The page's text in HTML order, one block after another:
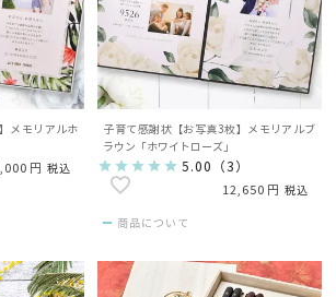
メモリアルホ
税込
子育て感謝状【お写真3枚】メモリアルブ
ラウン「ホワイトローズ」
5.00 （3 ）
12,650 税込
商品について